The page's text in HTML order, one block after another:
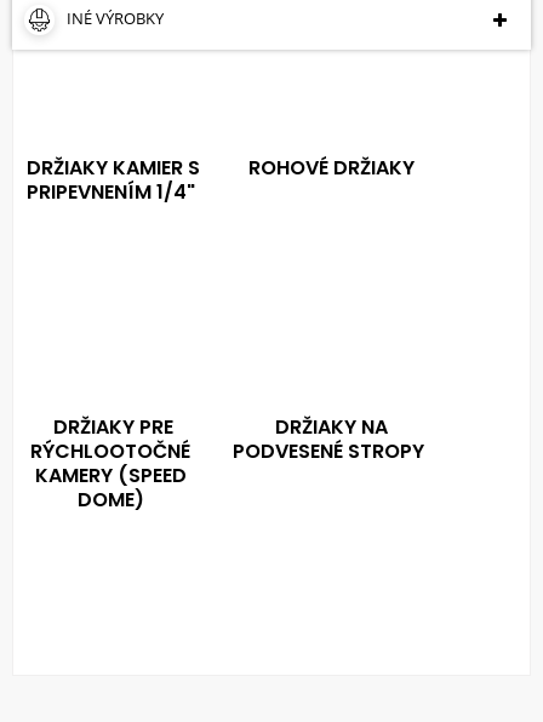
INÉ VÝROBKY
DRŽIAKY KAMIER S
PRIPEVNENÍM 1/4"
ROHOVÉ DRŽIAKY
DRŽIAKY PRE
RÝCHLOOTOČNÉ
KAMERY (SPEED
DOME)
DRŽIAKY NA
PODVESENÉ STROPY